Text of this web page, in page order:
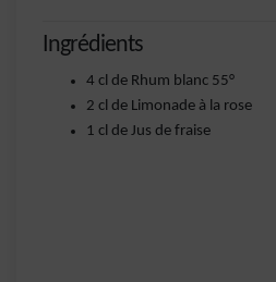
Ingrédients
4 cl de Rhum blanc 55°
2 cl de Limonade à la rose
1 cl de Jus de fraise